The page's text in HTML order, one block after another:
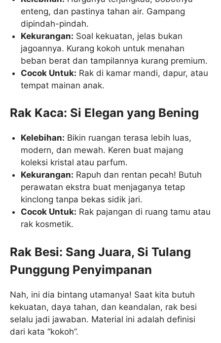
enteng, dan pastinya tahan air. Gampang
dipindah-pindah.
Kekurangan: Soal kekuatan, jelas bukan
jagoannya. Kurang kokoh untuk menahan
beban berat dan tampilannya kurang premium.
Cocok Untuk: Rak di kamar mandi, dapur, atau
tempat mainan anak.
Rak Kaca: Si Elegan yang Bening
Kelebihan: Bikin ruangan terasa lebih luas,
modern, dan mewah. Keren buat majang
koleksi kristal atau parfum.
Kekurangan: Rapuh dan rentan pecah! Butuh
perawatan ekstra buat menjaganya tetap
kinclong tanpa bekas sidik jari.
Cocok Untuk: Rak pajangan di ruang tamu atau
rak kosmetik.
Rak Besi: Sang Juara, Si Tulang
Punggung Penyimpanan
Nah, ini dia bintang utamanya! Saat kita butuh
kekuatan, daya tahan, dan keandalan, rak besi
selalu jadi jawaban. Material ini adalah definisi
dari kata “kokoh”.